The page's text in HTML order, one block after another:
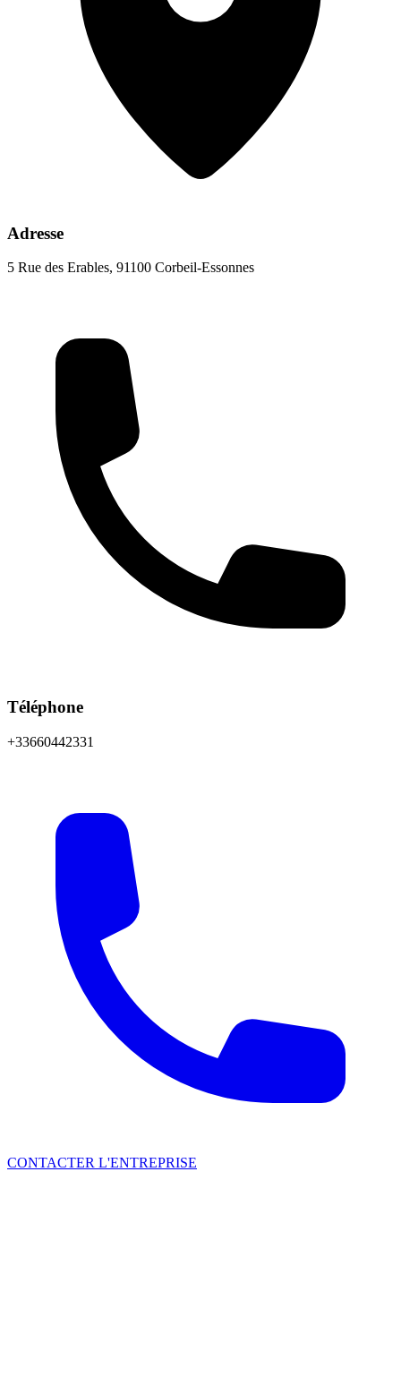
Adresse
5 Rue des Erables, 91100 Corbeil-Essonnes
Téléphone
+33660442331
CONTACTER L'ENTREPRISE